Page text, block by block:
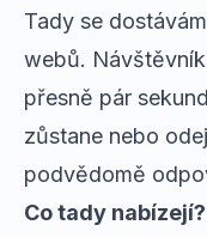
Tady se
webů.
přesně pár
zůstane nebo
podvědomě
Co tady nabízejí?